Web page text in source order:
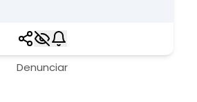
Denunciar